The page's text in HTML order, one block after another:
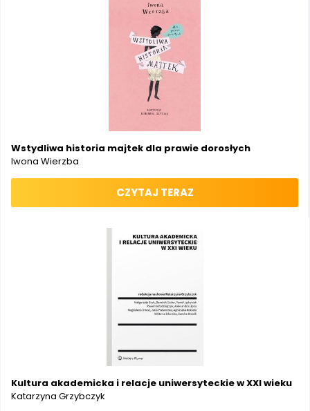
Wstydliwa historia majtek dla prawie dorosłych
Iwona Wierzba
CZYTAJ TERAZ
Kultura akademicka i relacje uniwersyteckie w XXI wieku
Katarzyna Grzybczyk